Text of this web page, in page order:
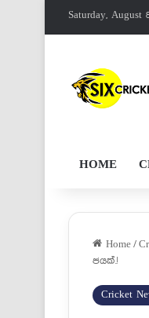
Saturday, August
HOME
Home /
ජයක්.!
Cricket